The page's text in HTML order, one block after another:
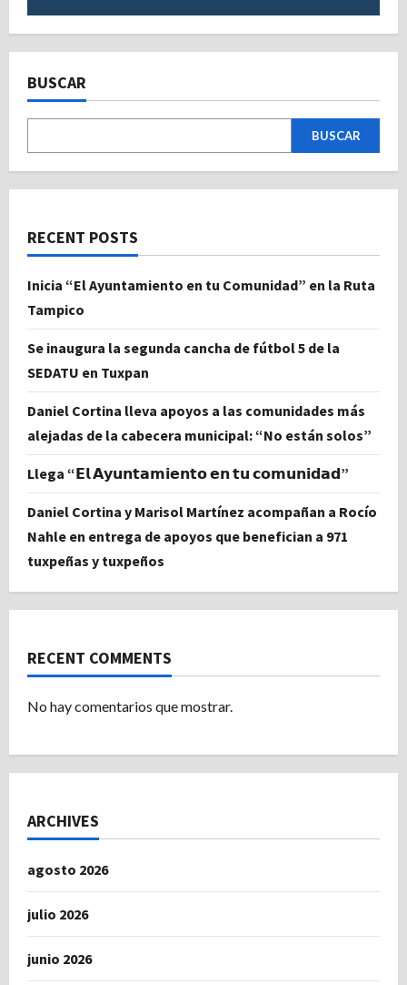
BUSCAR
BUSCAR
RECENT POSTS
Inicia “El Ayuntamiento en tu Comunidad” en la Ruta
Tampico
Se inaugura la segunda cancha de fútbol 5 de la
SEDATU en Tuxpan
Daniel Cortina lleva apoyos a las comunidades más
alejadas de la cabecera municipal: “No están solos”
Llega “𝗘𝗹 𝗔𝘆𝘂𝗻𝘁𝗮𝗺𝗶𝗲𝗻𝘁𝗼 𝗲𝗻 𝘁𝘂 𝗰𝗼𝗺𝘂𝗻𝗶𝗱𝗮𝗱”
Daniel Cortina y Marisol Martínez acompañan a Rocío
Nahle en entrega de apoyos que benefician a 971
tuxpeñas y tuxpeños
RECENT COMMENTS
No hay comentarios que mostrar.
ARCHIVES
agosto 2026
julio 2026
junio 2026